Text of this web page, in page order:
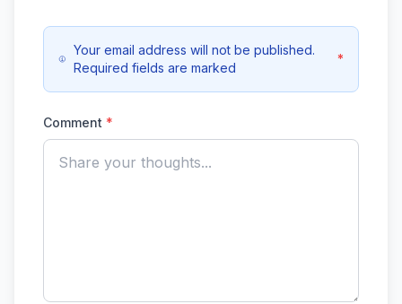
Your email address will not be published.
Required fields are marked
*
Comment *